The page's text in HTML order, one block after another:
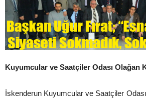
Kuyumcular ve Saatçiler Odası Olağan
İskenderun Kuyumcular ve Saatçiler